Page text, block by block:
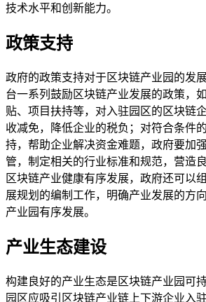
技术水平和创新能力。
政策支持
政府的政策支持对于区块链产业园的发
台一系列鼓励区块链产业发展的政策，
贴、项目扶持等，对入驻园区的区块链
收减免，降低企业的税负；对符合条件
持，帮助企业解决资金难题，政府要加
管，制定相关的行业标准和规范，营造
区块链产业健康有序发展，政府还可以
展规划的编制工作，明确产业发展的方
产业园有序发展。
产业生态建设
构建良好的产业生态是区块链产业园可
园区应吸引区块链产业链上下游企业入